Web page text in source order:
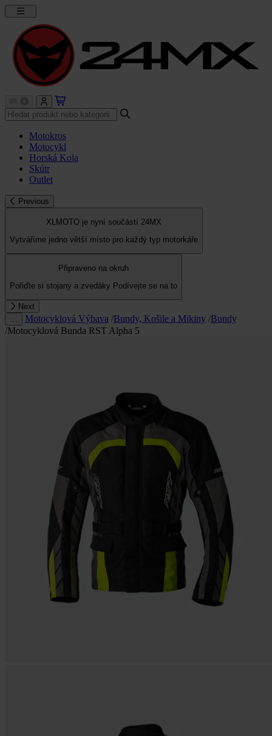
Motokros
Motocykl
Horská Kola
Skútr
Outlet
Previous
XLMOTO je nyní součástí 24MX
Vytváříme jedno větší místo pro každý typ motorkáře
Připraveno na okruh
Pořiďte si stojany a zvedáky Podívejte se na to
Next
Motocyklová Výbava /Bundy, Košile a Mikiny /Bundy
/Motocyklová Bunda RST Alpha 5